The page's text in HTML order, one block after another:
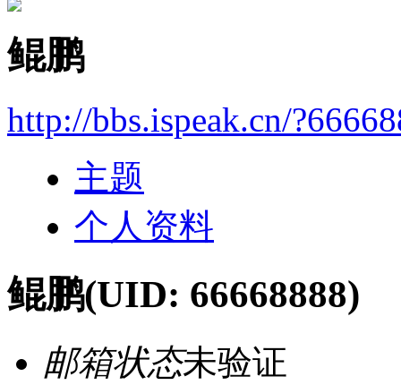
鲲鹏
http://bbs.ispeak.cn/
主题
个人资料
鲲鹏(UID: 66668888)
邮箱状态未验证